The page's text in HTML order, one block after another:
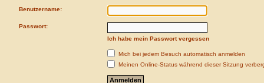
Benutzername:
Passwort:
Ich habe mein Passwort vergessen
Mich bei jedem Besuch automatisch anmelden
Meinen Online-Status während dieser Sitzung